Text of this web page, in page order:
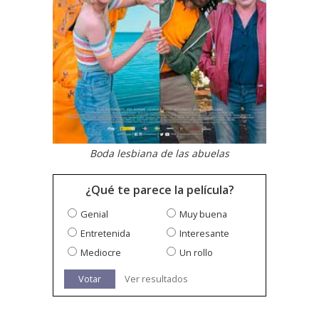
Boda lesbiana de las abuelas
¿Qué te parece la película?
Genial
Muy buena
Entretenida
Interesante
Mediocre
Un rollo
Votar Ver resultados